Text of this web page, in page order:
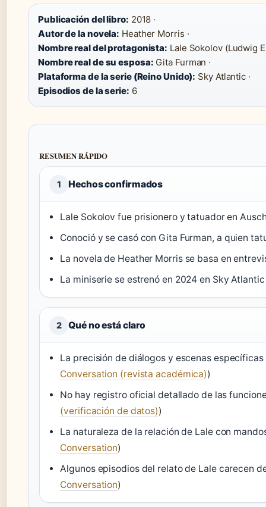
Publicación del libro: 2018 ·
Autor de la novela: Heather Morris ·
Nombre real del protagonista: Lale Sokolov (Ludwig
Nombre real de su esposa: Gita Furman ·
Plataforma de la serie (Reino Unido): Sky Atlantic ·
Episodios de la serie: 6
RESUMEN RÁPIDO
1 Hechos confirmados
Lale Sokolov fue prisionero y tatuador en
Conoció y se casó con Gita Furman, a quien
La novela de Heather Morris se basa en
La miniserie se estrenó en 2024 en Sky
2 Qué no está claro
La precisión de diálogos y escenas
Conversation (revista académica))
No hay registro oficial detallado de las
(verificación de datos))
La naturaleza de la relación de Lale con
Conversation)
Algunos episodios del relato de Lale carecen
Conversation)